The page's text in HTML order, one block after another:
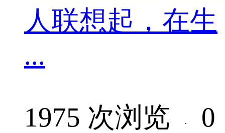
人联想起，在生
...
1975 次浏览 ·
0